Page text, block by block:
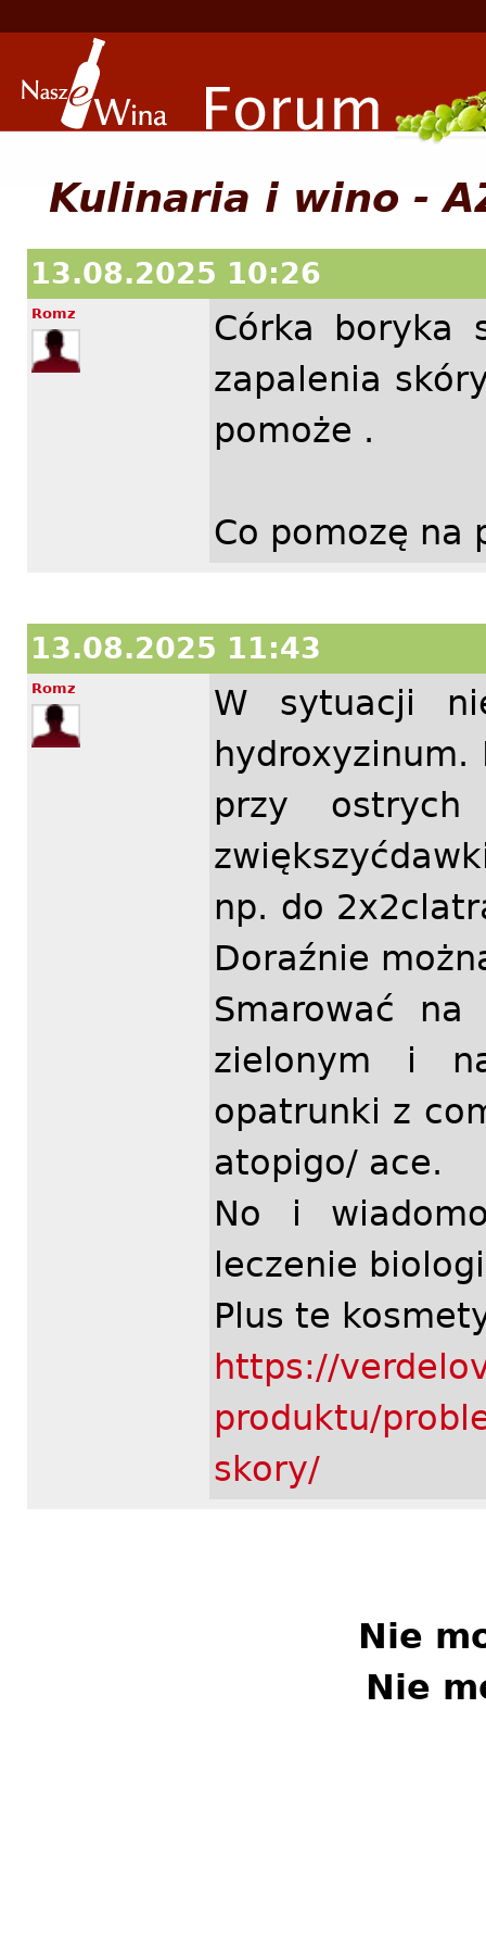
Kulinaria i wino -
13.08.2025 10:26
Romz
Córka boryka
zapalenia
pomoże .
Co pomozę na
13.08.2025 11:43
Romz
W sytuacji
przy ostrych
np. do
Doraźnie
Smarować
zielonym i
opatrunki z
atopigo/ ace.
No i
leczenie
Plus te
https://
produktu/
skory/
Nie
Nie